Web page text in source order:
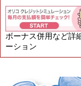
ボーナス併用など詳
ーション